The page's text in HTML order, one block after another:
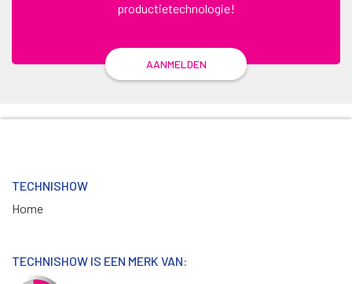
productietechnologie!
AANMELDEN
TECHNISHOW
Home
TECHNISHOW IS EEN MERK VAN: